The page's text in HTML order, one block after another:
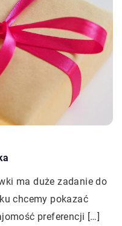
ma duże zadanie do
chcemy pokazać
preferencji […]